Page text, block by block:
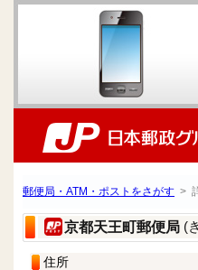
郵便局・ATM・ポストをさがす >
京都天王町郵便局 (
住所